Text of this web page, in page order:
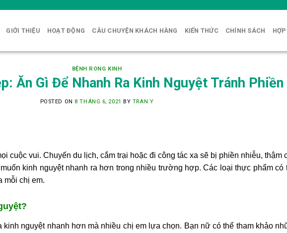
GIỚI THIỆU HOẠT ĐỘNG CÂU CHUYỆN KHÁCH HÀNG KIẾN THỨC CHÍNH SÁCH
BỆNH RONG KINH
Ăn Gì Để Nhanh Ra Kinh Nguyệt Tránh Phiền
POSTED ON 8 THÁNG 6, 2021 BY TRAN Y
cuộc vui. Chuyến du lịch, cắm trại hoặc đi công tác xa sẽ bị phiền nhiễu, thậm
kinh nguyệt nhanh ra hơn trong nhiều trường hợp. Các loại thực phẩm có
mỗi chị em.
kinh nguyệt nhanh hơn mà nhiều chị em lựa chọn. Bạn nữ có thể tham khảo